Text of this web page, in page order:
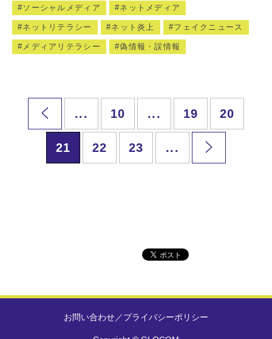
ソーシャルメディア ネットメディア
ネットリテラシー ネット炎上 フェイクニュース
メディアリテラシー 偽情報・誤情報
... 10 ... 19 20
21 22 23 ...
お問い合わせ／プライバシーポリシー